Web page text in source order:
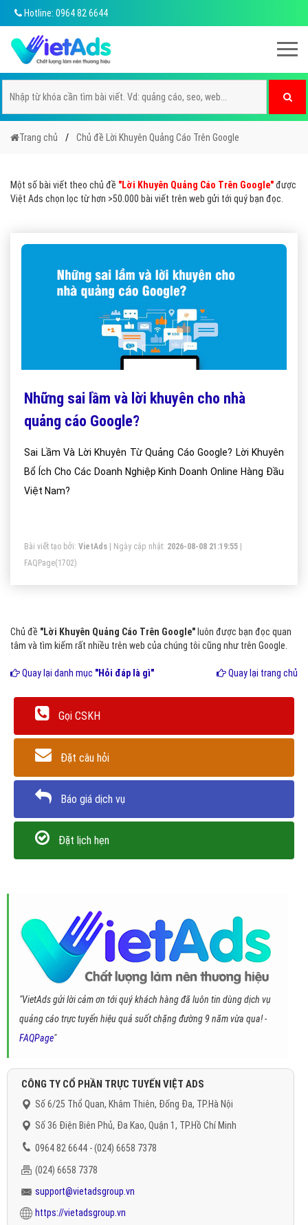
Hotline: 0964 82 6644
Trang chủ Chủ đề Lời Khuyên Quảng Cáo Trên Google
Một số bài viết theo chủ đề "Lời Khuyên Quảng Cáo Trên Google"được
Việt Ads chọn lọc từ hơn >50.000 bài viết trên web gửi tới quý bạn đọc.
Những sai lầm và lời khuyên cho nhà
quảng cáo Google?
Sai Lầm Và Lời Khuyên Từ Quảng Cáo Google? Lời Khuyên
Bổ Ích Cho Các Doanh Nghiệp Kinh Doanh Online Hàng Đầu
Việt Nam?
Bài viết tạo bởi: VietAds | Ngày cập nhật: 2026-08-08 21:19:55
FAQPage(1702)
Chủ đề "Lời Khuyên Quảng Cáo Trên Google" luôn được bạn đọc quan
tâm và tìm kiếm rất nhiều trên web của chúng tôi cũng như trên Google.
Quay lại danh mục "Hỏi đáp là gì" Quay lại trang chủ
Gọi CSKH
Đặt câu hỏi
Báo giá dịch vụ
Đặt lịch hẹn
"VietAds gửi lời cảm ơn tới quý khách hàng đã luôn tin dùng dịch vụ
quảng cáo trực tuyến hiệu quả suốt chặng đường 9 năm vừa qua! -
FAQPage"
CÔNG TY CỔ PHẦN TRỰC TUYẾN VIỆT ADS
Số 6/25 Thổ Quan, Khâm Thiên, Đống Đa, TP.Hà Nội
Số 36 Điện Biên Phủ, Đa Kao, Quận 1, TP.Hồ Chí Minh
0964 82 6644 - (024) 6658 7378
(024) 6658 7378
support@vietadsgroup.vn
https://vietadsgroup.vn